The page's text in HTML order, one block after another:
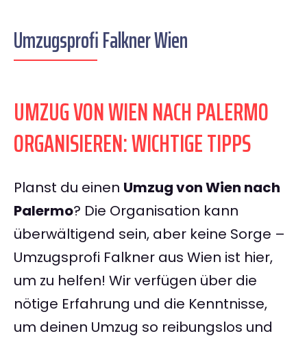
Umzugsprofi Falkner Wien
UMZUG VON WIEN NACH PALERMO
ORGANISIEREN: WICHTIGE TIPPS
Planst du einen Umzug von Wien nach
Palermo? Die Organisation kann
überwältigend sein, aber keine Sorge –
Umzugsprofi Falkner aus Wien ist hier,
um zu helfen! Wir verfügen über die
nötige Erfahrung und die Kenntnisse,
um deinen Umzug so reibungslos und